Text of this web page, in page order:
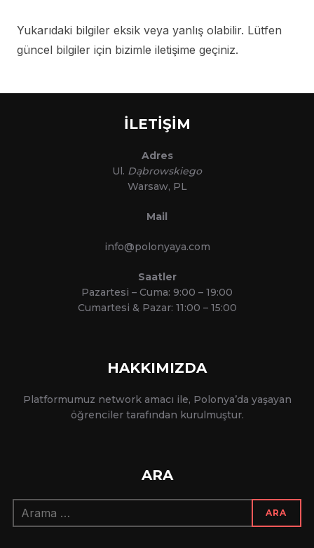
Yukarıdaki bilgiler eksik veya yanlış olabilir. Lütfen
güncel bilgiler için bizimle iletişime geçiniz.
İLETİŞİM
Adres
Ul. Dąbrowskiego
Warsaw, PL
Mail
info@polonyaya.com
Saatler
Pazartesi – Cuma: 9:00 – 19:00
Cumartesi & Pazar: 11:00 – 15:00
HAKKIMIZDA
Platformumuz network amacı ile, Polonya’da yaşayan
öğrenciler tarafından kurulmuştur.
ARA
Arama:
ARA